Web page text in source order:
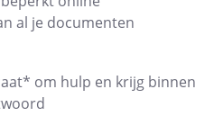
kan worden
en procedures er
al je documenten
om hulp en krijg binnen